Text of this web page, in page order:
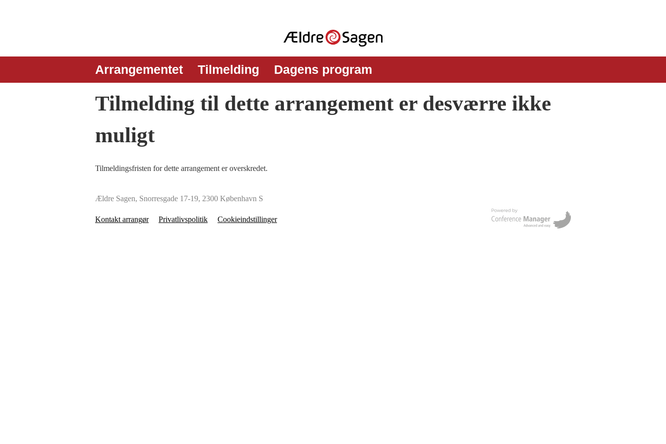
Arrangementet Tilmelding Dagens program
Tilmelding til dette arrangement er desværre ikke
muligt
Tilmeldingsfristen for dette arrangement er overskredet.
Ældre Sagen, Snorresgade 17-19, 2300 København S
Kontakt arrangør Privatlivspolitik Cookieindstillinger